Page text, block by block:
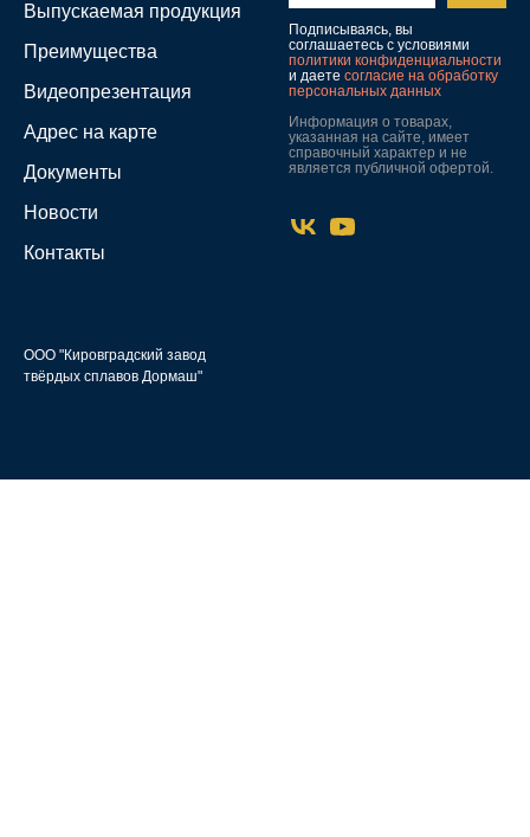
Выпускаемая продукция
Преимущества
Видеопрезентация
Адрес на карте
Документы
Новости
Контакты
Подписываясь, вы
соглашаетесь с условиями
политики конфиденциальности
и даете согласие на обработку
персональных данных
Информация о товарах,
указанная на сайте, имеет
справочный характер и не
является публичной офертой.
ООО "Кировградский завод
твёрдых сплавов Дормаш"